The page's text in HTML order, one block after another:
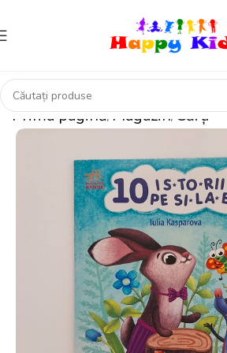
Prima pagină Magazin Cărți